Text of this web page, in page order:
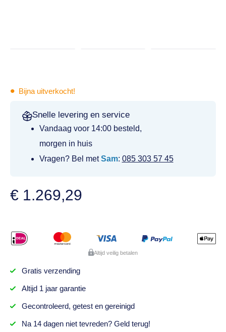
• Bijna uitverkocht!
Snelle levering en service
Vandaag voor 14:00 besteld,
morgen in huis
Vragen? Bel metSam: 085 303 57 45
€ 1.269,29
Altijd veilig betalen
Gratis verzending
Altijd 1 jaargarantie
Gecontroleerd, getesten gereinigd
Na 14 dagenniet tevreden? Geld terug!